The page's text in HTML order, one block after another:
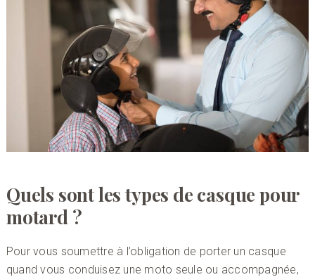
Quels sont les types de casque pour
motard ?
Pour vous soumettre à l’obligation de porter un casque
quand vous conduisez une moto seule ou accompagnée,